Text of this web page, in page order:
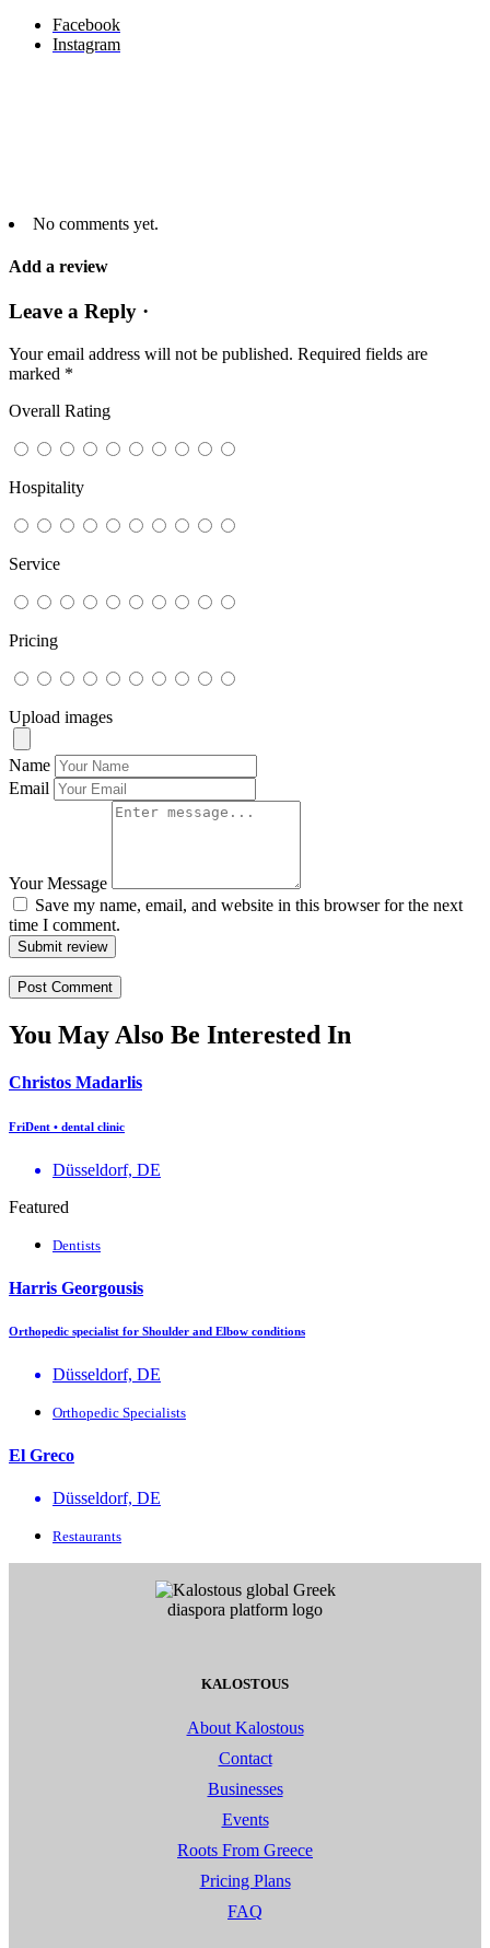
Facebook
Instagram
No comments yet.
Add a review
Leave a Reply ·
Your email address will not be published. Required fields are
marked *
Overall Rating
Hospitality
Service
Pricing
Upload images
Name
Email
Your Message
Save my name, email, and website in this browser for the next
time I comment.
Submit review
You May Also Be Interested In
Christos Madarlis
FriDent • dental clinic
Düsseldorf, DE
Featured
Dentists
Harris Georgousis
Orthopedic specialist for Shoulder and Elbow conditions
Düsseldorf, DE
Orthopedic Specialists
El Greco
Düsseldorf, DE
Restaurants
KALOSTOUS
About Kalostous
Contact
Businesses
Events
Roots From Greece
Pricing Plans
FAQ